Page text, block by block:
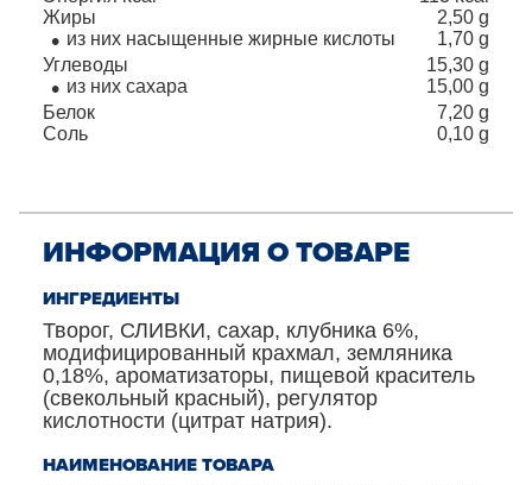
Жиры
2,50 g
из них насыщенные жирные кислоты
1,70 g
Углеводы
15,30 g
из них сахара
15,00 g
Белок
7,20 g
Соль
0,10 g
ИНФОРМАЦИЯ О ТОВАРЕ
ИНГРЕДИЕНТЫ
Творог, СЛИВКИ, сахар, клубника 6%,
модифицированный крахмал, земляника
0,18%, ароматизаторы, пищевой краситель
(свекольный красный), регулятор
кислотности (цитрат натрия).
НАИМЕНОВАНИЕ ТОВАРА